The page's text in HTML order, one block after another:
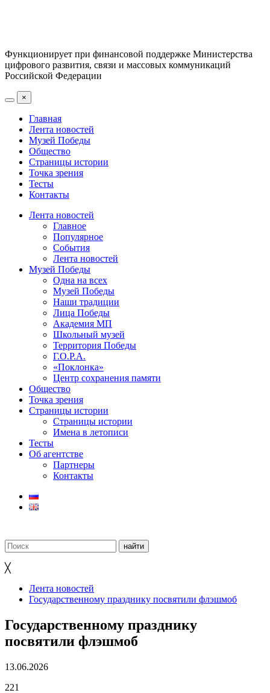
Функционирует при финансовой поддержке Министерства
цифрового развития, связи и массовых коммуникаций
Российской Федерации
×
Главная
Лента новостей
Музей Победы
Общество
Страницы истории
Точка зрения
Тесты
Контакты
Лента новостей
Главное
Популярное
События
Лента новостей
Музей Победы
Одна на всех
Музей Победы
Наши традиции
Лица Победы
Академия МП
Школьный музей
Территория Победы
Г.О.Р.А.
«Поклонка»
Центр сохранения памяти
Общество
Точка зрения
Страницы истории
Страницы истории
Имена в летописи
Тесты
Об агентстве
Партнеры
Контакты
╳
Лента новостей
Государственному празднику посвятили флэшмоб
Государственному празднику
посвятили флэшмоб
13.06.2026
221